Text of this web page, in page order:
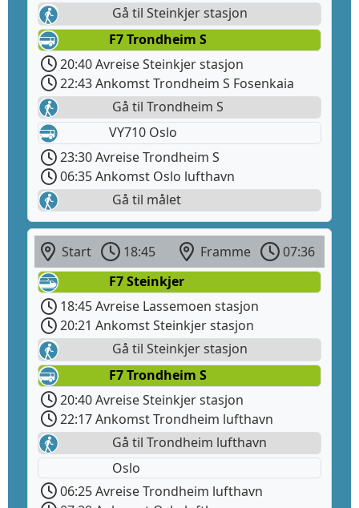
Gå til Steinkjer stasjon
F7 Trondheim S
20:40 Avreise Steinkjer stasjon
22:43 Ankomst Trondheim S Fosenkaia
Gå til Trondheim S
VY710 Oslo
23:30 Avreise Trondheim S
06:35 Ankomst Oslo lufthavn
Gå til målet
Start 18:45 Framme
07:36
F7 Steinkjer
18:45 Avreise Lassemoen stasjon
20:21 Ankomst Steinkjer stasjon
Gå til Steinkjer stasjon
F7 Trondheim S
20:40 Avreise Steinkjer stasjon
22:17 Ankomst Trondheim lufthavn
Gå til Trondheim lufthavn
Oslo
06:25 Avreise Trondheim lufthavn